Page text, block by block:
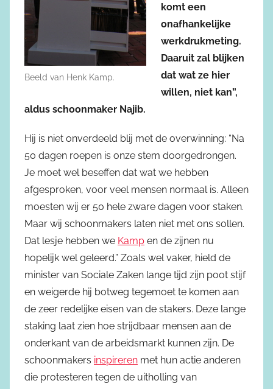
Beeld van Henk Kamp.
komt een
onafhankelijke
werkdrukmeting.
Daaruit zal blijken
dat wat ze hier
willen, niet kan”,
aldus schoonmaker Najib.
Hij is niet onverdeeld blij met de overwinning: “Na
50 dagen roepen is onze stem doorgedrongen.
Je moet wel beseffen dat wat we hebben
afgesproken, voor veel mensen normaal is. Alleen
moesten wij er 50 hele zware dagen voor staken.
Maar wij schoonmakers laten niet met ons sollen.
Dat lesje hebben we Kamp en de zijnen nu
hopelijk wel geleerd.” Zoals wel vaker, hield de
minister van Sociale Zaken lange tijd zijn poot stijf
en weigerde hij botweg tegemoet te komen aan
de zeer redelijke eisen van de stakers. Deze lange
staking laat zien hoe strijdbaar mensen aan de
onderkant van de arbeidsmarkt kunnen zijn. De
schoonmakers inspireren met hun actie anderen
die protesteren tegen de uitholling van